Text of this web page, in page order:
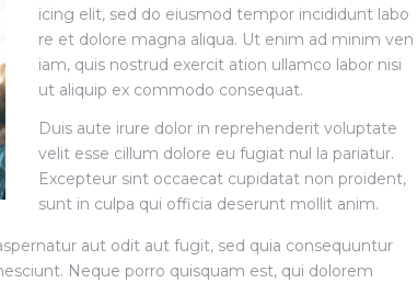
icing elit, sed do eiusmod tempor incididunt labo
re et dolore magna aliqua. Ut enim ad minim ven
iam, quis nostrud exercit ation ullamco labor nisi
ut aliquip ex commodo consequat.
Duis aute irure dolor in reprehenderit voluptate
velit esse cillum dolore eu fugiat nul la pariatur.
Excepteur sint occaecat cupidatat non proident,
sunt in culpa qui officia deserunt mollit anim.
aut odit aut fugit, sed quia consequuntur
Neque porro quisquam est, qui dolorem